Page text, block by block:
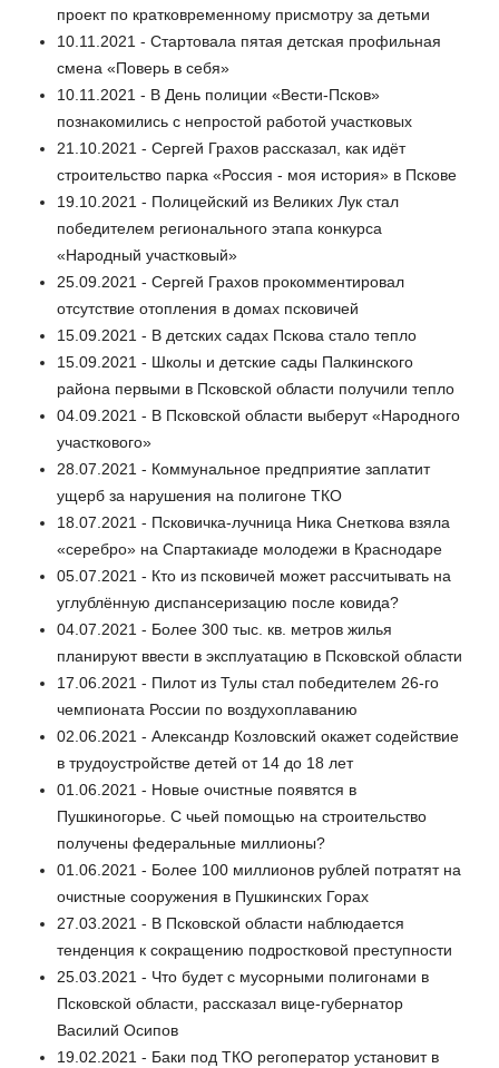
проект по кратковременному присмотру за детьми
10.11.2021 - Cтартовала пятая детская профильная
смена «Поверь в себя»
10.11.2021 - В День полиции «Вести-Псков»
познакомились с непростой работой участковых
21.10.2021 - Сергей Грахов рассказал, как идёт
строительство парка «Россия - моя история» в Пскове
19.10.2021 - Полицейский из Великих Лук стал
победителем регионального этапа конкурса
«Народный участковый»
25.09.2021 - Сергей Грахов прокомментировал
отсутствие отопления в домах псковичей
15.09.2021 - В детских садах Пскова стало тепло
15.09.2021 - Школы и детские сады Палкинского
района первыми в Псковской области получили тепло
04.09.2021 - В Псковской области выберут «Народного
участкового»
28.07.2021 - Коммунальное предприятие заплатит
ущерб за нарушения на полигоне ТКО
18.07.2021 - Псковичка-лучница Ника Снеткова взяла
«серебро» на Спартакиаде молодежи в Краснодаре
05.07.2021 - Кто из псковичей может рассчитывать на
углублённую диспансеризацию после ковида?
04.07.2021 - Более 300 тыс. кв. метров жилья
планируют ввести в эксплуатацию в Псковской области
17.06.2021 - Пилот из Тулы стал победителем 26-го
чемпионата России по воздухоплаванию
02.06.2021 - Александр Козловский окажет содействие
в трудоустройстве детей от 14 до 18 лет
01.06.2021 - Новые очистные появятся в
Пушкиногорье. С чьей помощью на строительство
получены федеральные миллионы?
01.06.2021 - Более 100 миллионов рублей потратят на
очистные сооружения в Пушкинских Горах
27.03.2021 - В Псковской области наблюдается
тенденция к сокращению подростковой преступности
25.03.2021 - Что будет с мусорными полигонами в
Псковской области, рассказал вице-губернатор
Василий Осипов
19.02.2021 - Баки под ТКО регоператор установит в